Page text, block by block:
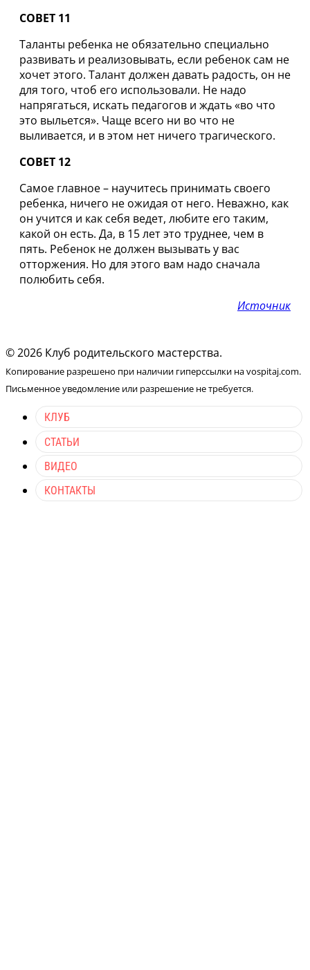
СОВЕТ 11
Таланты ребенка не обязательно специально
развивать и реализовывать, если ребенок сам не
хочет этого. Талант должен давать радость, он не
для того, чтоб его использовали. Не надо
напрягаться, искать педагогов и ждать «во что
это выльется». Чаще всего ни во что не
выливается, и в этом нет ничего трагического.
СОВЕТ 12
Самое главное – научитесь принимать своего
ребенка, ничего не ожидая от него. Неважно, как
он учится и как себя ведет, любите его таким,
какой он есть. Да, в 15 лет это труднее, чем в
пять. Ребенок не должен вызывать у вас
отторжения. Но для этого вам надо сначала
полюбить себя.
Источник
© 2026 Клуб родительского мастерства.
Копирование разрешено при наличии гиперссылки на vospitaj.com.
Письменное уведомление или разрешение не требуется.
КЛУБ
СТАТЬИ
ВИДЕО
КОНТАКТЫ